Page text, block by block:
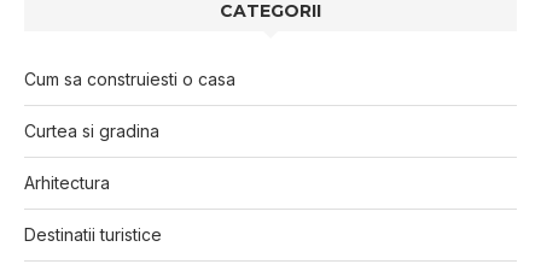
CATEGORII
Cum sa construiesti o casa
Curtea si gradina
Arhitectura
Destinatii turistice